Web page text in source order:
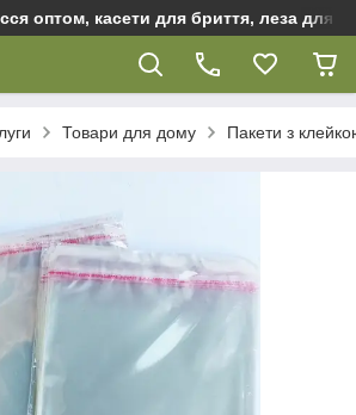
оптом, касети для бриття, леза для
Товари для дому Пакети з